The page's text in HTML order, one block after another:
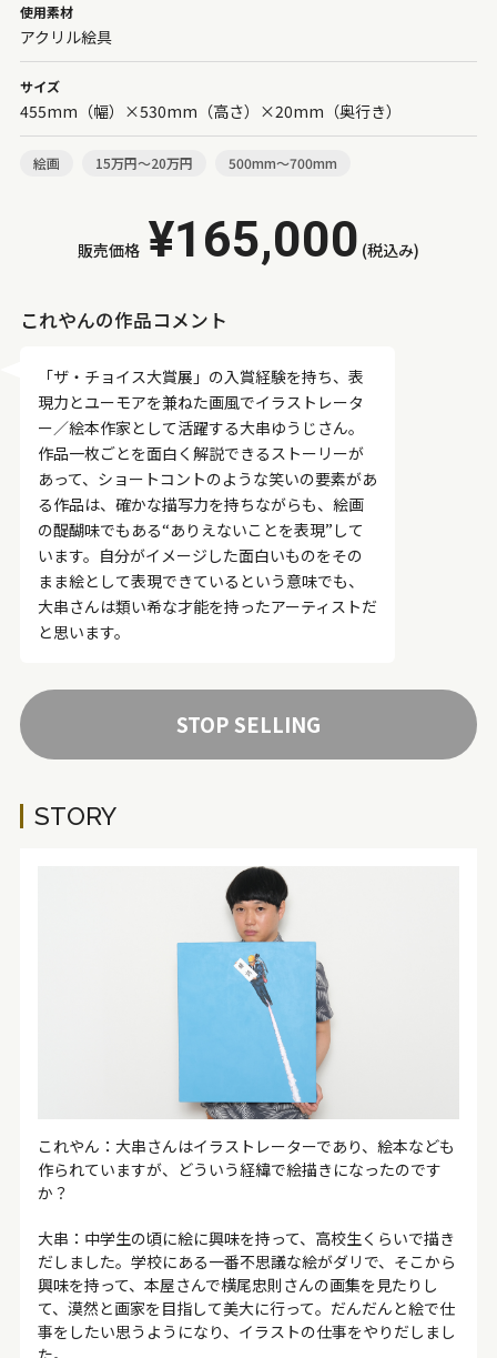
使用素材
アクリル絵具
サイズ
455mm（幅）×530mm（高さ）×20mm（奥行き）
絵画 15万円～20万円 500mm～700mm
販売価格 ¥165,000 (税込み)
これやんの作品コメント
「ザ・チョイス大賞展」の入賞経験を持ち、表
現力とユーモアを兼ねた画風でイラストレータ
ー／絵本作家として活躍する大串ゆうじさん。
作品一枚ごとを面白く解説できるストーリーが
あって、ショートコントのような笑いの要素があ
る作品は、確かな描写力を持ちながらも、絵画
の醍醐味でもある“ありえないことを表現”して
います。自分がイメージした面白いものをその
まま絵として表現できているという意味でも、
大串さんは類い希な才能を持ったアーティストだ
と思います。
STOP SELLING
STORY
これやん：大串さんはイラストレーターであり、絵本なども
作られていますが、どういう経緯で絵描きになったのです
か？
大串：中学生の頃に絵に興味を持って、高校生くらいで描き
だしました。学校にある一番不思議な絵がダリで、そこから
興味を持って、本屋さんで横尾忠則さんの画集を見たりし
て、漠然と画家を目指して美大に行って。だんだんと絵で仕
事をしたい思うようになり、イラストの仕事をやりだしまし